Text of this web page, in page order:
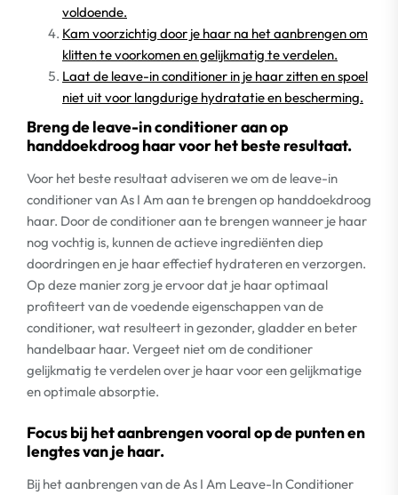
voldoende.
Kam voorzichtig door je haar na het aanbrengen om
klitten te voorkomen en gelijkmatig te verdelen.
Laat de leave-in conditioner in je haar zitten en spoel
niet uit voor langdurige hydratatie en bescherming.
Breng de leave-in conditioner aan op
handdoekdroog haar voor het beste resultaat.
Voor het beste resultaat adviseren we om de leave-in
conditioner van As I Am aan te brengen op handdoekdroog
haar. Door de conditioner aan te brengen wanneer je haar
nog vochtig is, kunnen de actieve ingrediënten diep
doordringen en je haar effectief hydrateren en verzorgen.
Op deze manier zorg je ervoor dat je haar optimaal
profiteert van de voedende eigenschappen van de
conditioner, wat resulteert in gezonder, gladder en beter
handelbaar haar. Vergeet niet om de conditioner
gelijkmatig te verdelen over je haar voor een gelijkmatige
en optimale absorptie.
Focus bij het aanbrengen vooral op de punten en
lengtes van je haar.
Bij het aanbrengen van de As I Am Leave-In Conditioner